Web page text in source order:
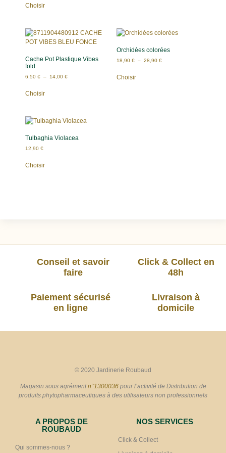
Choisir
Cache Pot Plastique Vibes
fold
6,50 € – 14,00 €
Choisir
Orchidées colorées
18,90 € – 28,90 €
Choisir
Tulbaghia Violacea
12,90 €
Choisir
Conseil et savoir
faire
Click & Collect en
48h
Paiement sécurisé
en ligne
Livraison à
domicile
© 2020 Jardinerie Roubaud
Magasin sous agrémentn°1300036pour l’activité de Distribution de
produits phytopharmaceutiques à des utilisateurs non professionnels
A PROPOS DE
ROUBAUD
Qui sommes-nous ?
NOS SERVICES
Click & Collect